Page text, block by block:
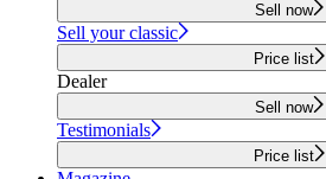
Sell now
Sell your classic
Price list
Dealer
Sell now
Testimonials
Price list